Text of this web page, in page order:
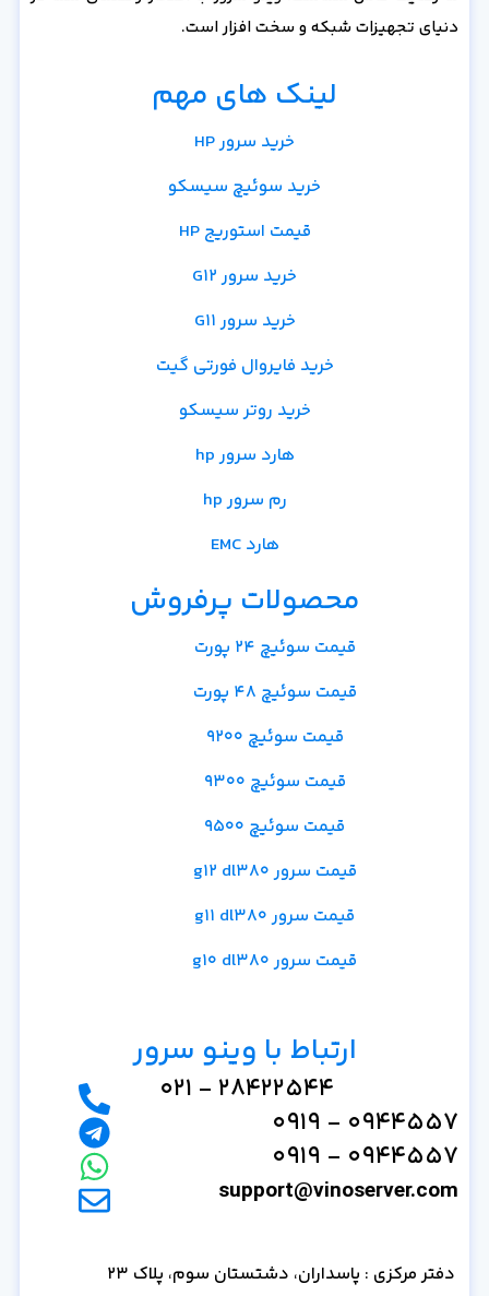
دنیای تجهیزات شبکه و سخت افزار است.
لینک های مهم
خرید سرور HP
خرید سوئیچ سیسکو
قیمت استوریج HP
خرید سرور G12
خرید سرور G11
خرید فایروال فورتی گیت
خرید روتر سیسکو
هارد سرور hp
رم سرور hp
هارد EMC
محصولات پرفروش
قیمت سوئیچ 24 پورت
قیمت سوئیچ 48 پورت
قیمت سوئیچ 9200
قیمت سوئیچ 9300
قیمت سوئیچ 9500
قیمت سرور g12 dl380
قیمت سرور g11 dl380
قیمت سرور g10 dl380
ارتباط با وینو سرور
28422544 - 021
0944557 - 0919
0944557 - 0919
support@vinoserver.com
دفتر مرکزی : پاسداران، دشتستان سوم، پلاک 23